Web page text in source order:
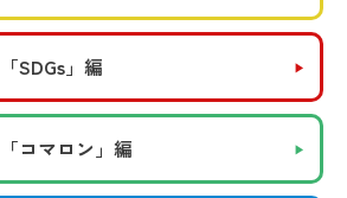
「SDGs」編
「コマロン」編